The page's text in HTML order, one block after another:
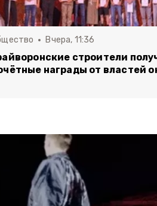
Вчера, 11:36
строители
награды от властей